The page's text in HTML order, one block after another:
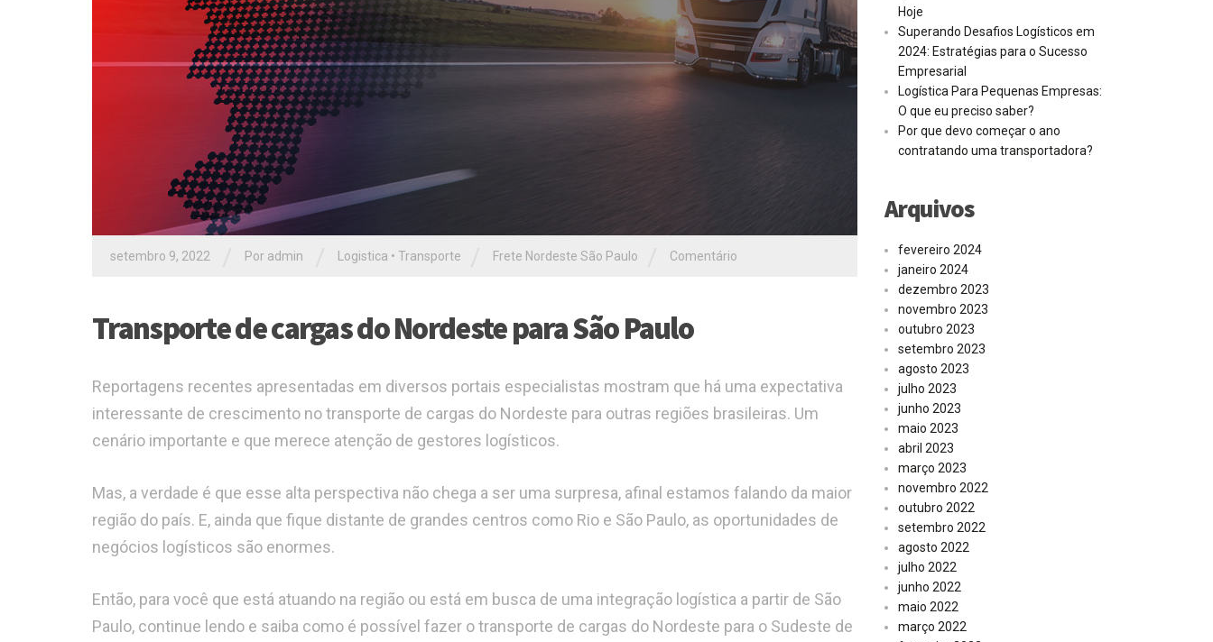
setembro 9, 2022 Por admin Logistica • Transporte Frete Nordeste São Paulo Comentário
Transporte de cargas do Nordeste para São Paulo
Reportagens recentes apresentadas em diversos portais especialistas mostram que há uma expectativa
interessante de crescimento no transporte de cargas do Nordeste para outras regiões brasileiras. Um
cenário importante e que merece atenção de gestores logísticos.
Mas, a verdade é que esse alta perspectiva não chega a ser uma surpresa, afinal estamos falando da maior
região do país. E, ainda que fique distante de grandes centros como Rio e São Paulo, as oportunidades de
negócios logísticos são enormes.
Então, para você que está atuando na região ou está em busca de uma integração logística a partir de São
Paulo, continue lendo e saiba como é possível fazer o transporte de cargas do Nordeste para o Sudeste de
Hoje
Superando Desafios Logísticos em
2024: Estratégias para o Sucesso
Empresarial
Logística Para Pequenas Empresas:
O que eu preciso saber?
Por que devo começar o ano
contratando uma transportadora?
Arquivos
fevereiro 2024
janeiro 2024
dezembro 2023
novembro 2023
outubro 2023
setembro 2023
agosto 2023
julho 2023
junho 2023
maio 2023
abril 2023
março 2023
novembro 2022
outubro 2022
setembro 2022
agosto 2022
julho 2022
junho 2022
maio 2022
março 2022